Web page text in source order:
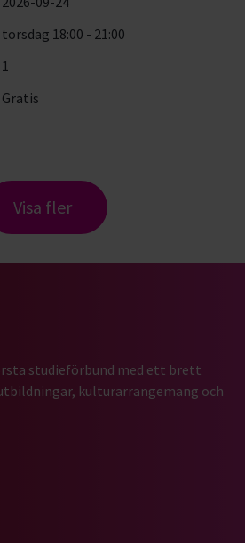
torsdag 18:00 - 21:00
1
Gratis
Visa fler
startsida
studieförbund med ett brett
kulturarrangemang och